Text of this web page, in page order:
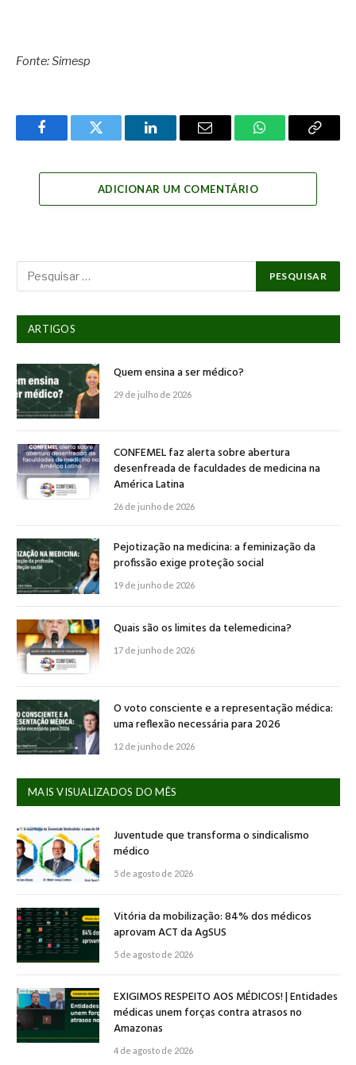
Fonte: Simesp
FacebookTwitter LinkedInEmail WhatsAppCopy
ADICIONAR UM COMENTÁRIO
ARTIGOS
Quem ensina a ser médico?
29 de julho de 2026
CONFEMEL faz alerta sobre abertura
desenfreada de faculdades de medicina na
América Latina
26 de junho de 2026
Pejotização na medicina: a feminização da
profissão exige proteção social
19 de junho de 2026
Quais são os limites da telemedicina?
17 de junho de 2026
O voto consciente e a representação médica:
uma reflexão necessária para 2026
12 de junho de 2026
MAIS VISUALIZADOS DO MÊS
Juventude que transforma o sindicalismo
médico
5 de agosto de 2026
Vitória da mobilização: 84% dos médicos
aprovam ACT da AgSUS
5 de agosto de 2026
EXIGIMOS RESPEITO AOS MÉDICOS! | Entidades
médicas unem forças contra atrasos no
Amazonas
4 de agosto de 2026